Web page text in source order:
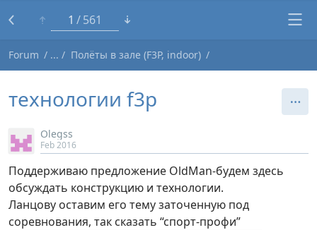
1 561
Forum Полёты в зале (F3P, indoor)
технологии f3p
Olegss
Feb 2016
Поддерживаю предложение OldMan-будем здесь
обсуждать конструкцию и технологии.
Ланцову оставим его тему заточенную под
соревнования, так сказать “спорт-профи”